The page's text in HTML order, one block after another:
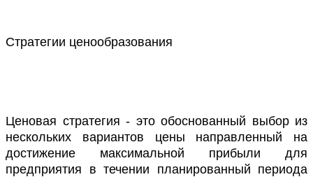
Стратегии ценообразования
Ценовая стратегия - это обоснованный выбор из
нескольких вариантов цены направленный на
достижение максимальной прибыли для
предприятия в течении планированный периода